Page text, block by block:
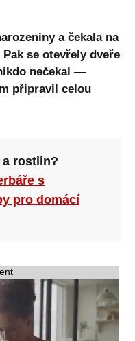
a čekala na
se otevřely dveře
nečekal —
připravil celou
rostlin?
s
pro domácí